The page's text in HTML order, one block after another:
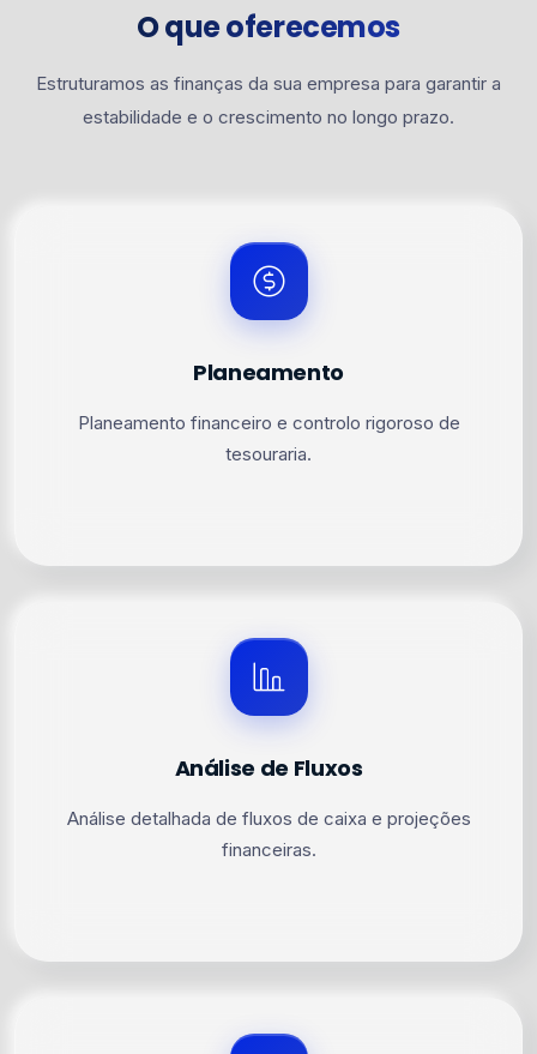
O que oferecemos
Estruturamos as finanças da sua empresa para garantir a
estabilidade e o crescimento no longo prazo.
Planeamento
Planeamento financeiro e controlo rigoroso de
tesouraria.
Análise de Fluxos
Análise detalhada de fluxos de caixa e projeções
financeiras.